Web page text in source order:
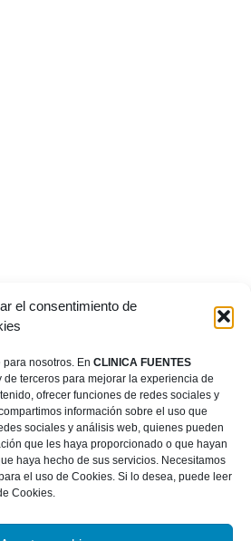
el consentimiento de
nosotros. En CLINICA FUENTES
terceros para mejorar la experiencia de
ofrecer funciones de redes sociales y
información sobre el uso que
sociales y análisis web, quienes pueden
que les haya proporcionado o que hayan
haya hecho de sus servicios. Necesitamos
el uso de Cookies. Si lo desea, puede leer
Cookies.